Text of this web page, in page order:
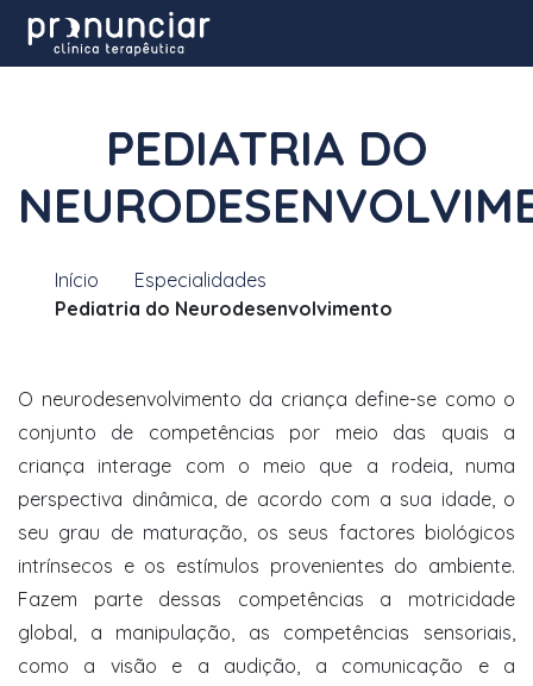
PEDIATRIA DO
Início
Especialidades
Pediatria do Neurodesenvolvimento
O neurodesenvolvimento da criança define-se como o
conjunto de competências por meio das quais a
criança interage com o meio que a rodeia, numa
perspectiva dinâmica, de acordo com a sua idade, o
seu grau de maturação, os seus factores biológicos
intrínsecos e os estímulos provenientes do ambiente.
Fazem parte dessas competências a motricidade
global, a manipulação, as competências sensoriais,
como a visão e a audição, a comunicação e a